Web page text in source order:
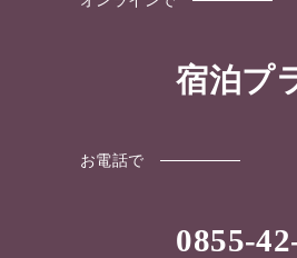
宿泊プ
お電話で
0855-